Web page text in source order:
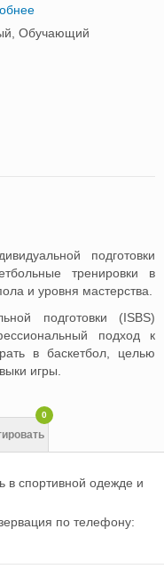
Обучающий
подготовки
тренировки в
и уровня мастерства.
подготовки (ISBS)
подход к
в баскетбол, целью
игры.
0
в спортивной одежде и
по телефону: